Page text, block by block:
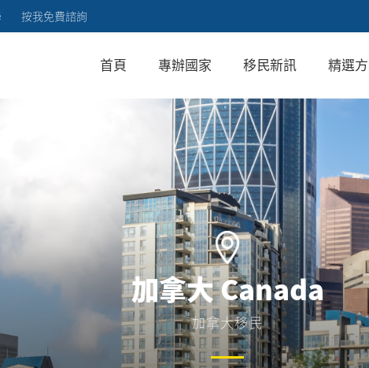
按我免費諮詢
首頁 專辦國家 移民新訊 精選
加拿大 Canada
加拿大移民